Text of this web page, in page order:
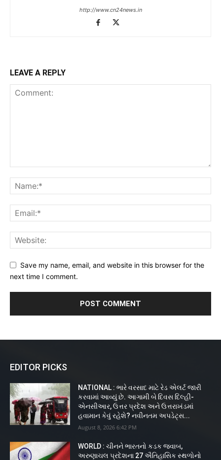
http://www.cn24news.in
LEAVE A REPLY
Save my name, email, and website in this browser for the
next time I comment.
EDITOR PICKS
NATIONAL : ભારે વરસાદ માટે રેડ એલર્ટ જારી
કરવામાં આવ્યું છે. આગામી બે દિવસ દિલ્હી-
એનસીઆર, ઉત્તર પ્રદેશ અને ઉત્તરાખંડમાં
હવામાન કેવું રહેશે? નવીનતમ અપડેટ્સ...
August 8, 2026 6:42 PM
WORLD : ચીનને ભારતનો કડક જવાબ,
અરુણાચલ પ્રદેશના 27 ઐતિહાસિક સ્થળોનો